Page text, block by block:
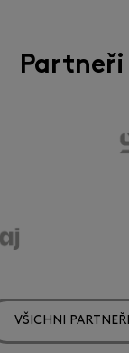
Partneři
VŠICHNI PARTNEŘI